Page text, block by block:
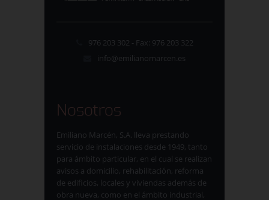
976 203 302 - Fax: 976 203 322
info@emilianomarcen.es
Nosotros
Emiliano Marcén, S.A. lleva prestando
servicio de instalaciones desde 1949, tanto
para ámbito particular, en el cual se realizan
avisos a domicilio, rehabilitación, reforma
de edificios, locales y viviendas además de
obra nueva, como en el ámbito industrial,